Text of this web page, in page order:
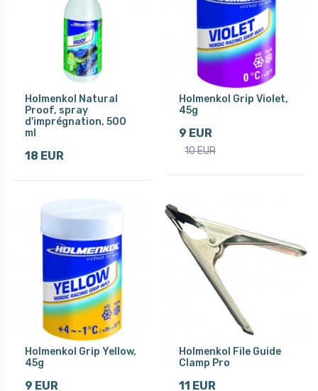
Holmenkol Natural
Proof, spray
d'imprégnation, 500
ml
18 EUR
Holmenkol Grip Violet,
45g
9 EUR
10 EUR
Holmenkol Grip Yellow,
45g
9 EUR
Holmenkol File Guide
Clamp Pro
11 EUR